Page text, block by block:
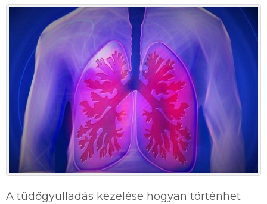
A tüdőgyulladás kezelése hogyan történhet